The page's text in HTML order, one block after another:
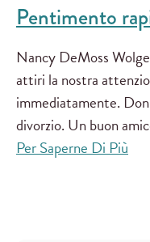
Pentimento
Nancy DeMoss
attiri la nostra
immediatamente.
divorzio. Un buon
Per Saperne Di Più